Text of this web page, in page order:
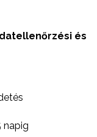
és
napig